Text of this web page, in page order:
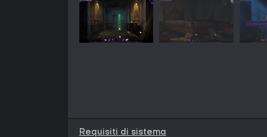
Requisiti di sistema